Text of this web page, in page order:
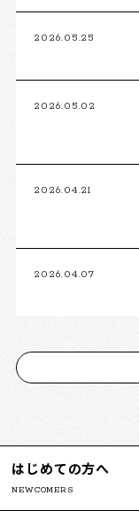
2026.05.25
2026.05.02
2026.04.21
2026.04.07
はじめての方へ
NEWCOMERS